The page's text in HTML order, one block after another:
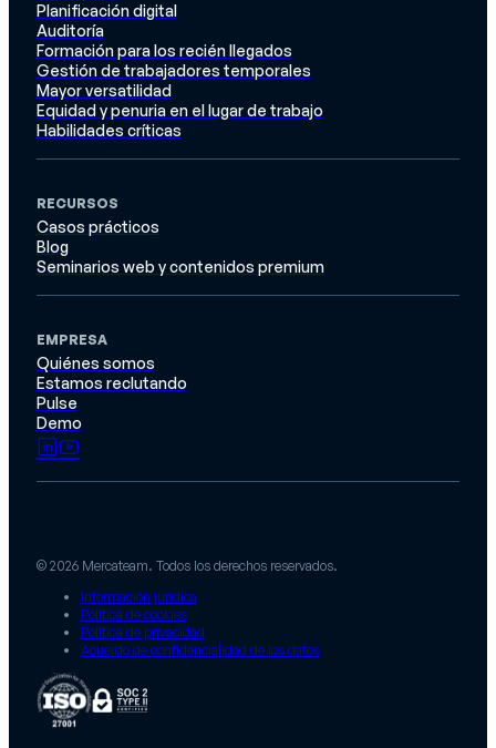
Planificación digital
Auditoría
Formación para los recién llegados
Gestión de trabajadores temporales
Mayor versatilidad
Equidad y penuria en el lugar de trabajo
Habilidades críticas
RECURSOS
Casos prácticos
Blog
Seminarios web y contenidos premium
EMPRESA
Quiénes somos
Estamos reclutando
Pulse
Demo
© 2026 Mercateam. Todos los derechos reservados.
Información jurídica
Política de cookies
Política de privacidad
Acuerdo de confidencialidad de los datos